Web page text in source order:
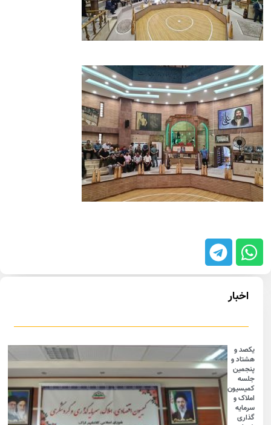
اخبار
یکصد و
هشتاد و
پنجمین
جلسه
کمیسیون
املاک و
سرمایه
گذاری